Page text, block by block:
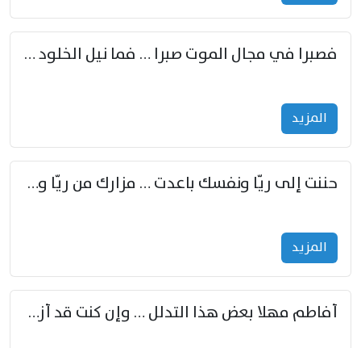
فصبرا في مجال الموت صبرا … فما نيل الخلود بمستطاع
المزید
حننت إلى ريّا ونفسك باعدت … مزارك من ريّا وشعباكما معا
المزید
أفاطم مهلا بعض هذا التدلل … وإن كنت قد أزمعت صرمي فأجملي